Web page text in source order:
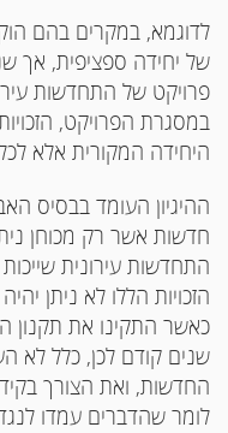
לדוגמא, במקרים בהם
של יחידה ספציפית, אך
פרויקט של התחדשות
במסגרת הפרויקט,
היחידה המקורית אלא
ההיגיון העומד בבסיס
חדשות אשר רק מכוחן
התחדשות עירונית
הזכויות הללו לא ניתן
כאשר התקינו את תקנון
שנים קודם לכן, כלל לא
החדשות, ואת הצורך
לומר שהדברים עמדו